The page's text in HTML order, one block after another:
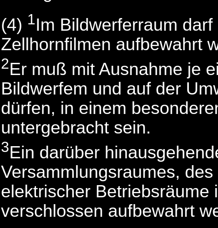
(4) 1Im Bildwerferraum
Zellhornfilmen aufbewahrt
2Er muß mit Ausnahme je
Bildwerfem und auf der
dürfen, in einem
untergebracht sein.
3Ein darüber
Versammlungsraumes,
elektrischer Betriebsräume
verschlossen aufbewahrt